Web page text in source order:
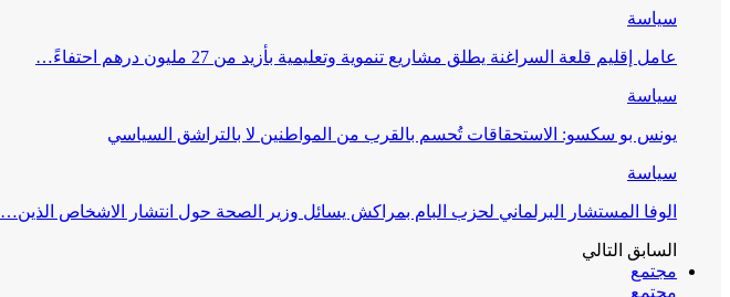
سياسة
عامل إقليم قلعة السراغنة يطلق مشاريع تنموية وتعليمية بأزيد من 27 مليون درهم احتفاءً…
سياسة
يونس بو سكسو: الاستحقاقات تُحسم بالقرب من المواطنين لا بالتراشق السياسي
سياسة
الوفا المستشار البرلماني لحزب البام بمراكش يسائل وزير الصحة حول انتشار الاشخاص الذين…
السابق التالي
مجتمع
مجتمع